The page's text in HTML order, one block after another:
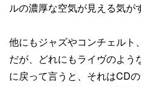
ルの濃厚な空気が見える気が
他にもジャズやコンチェルト
だが、どれにもライヴのよう
に戻って言うと、それはCD